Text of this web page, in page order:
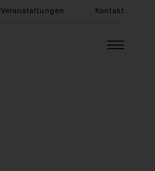
Veranstaltungen Kontakt